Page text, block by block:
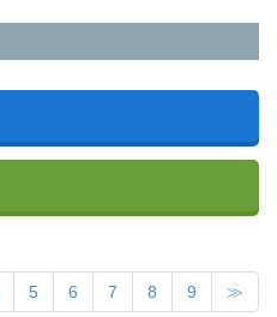
5 6 7 8 9 ≫